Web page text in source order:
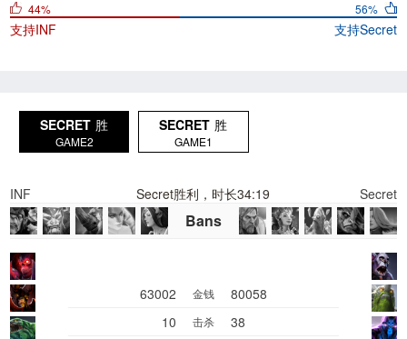
56%
支持Secret
44%
支持INF
SECRET 胜
GAME2
SECRET 胜
GAME1
INF Secret胜利，时长34:19 Secret
Bans
63002 金钱
80058
10
击杀
38